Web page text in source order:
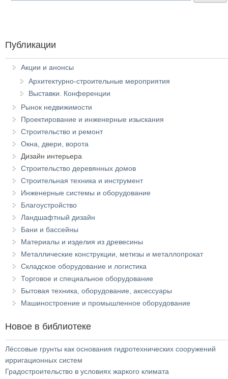
Публикации
Акции и анонсы
Архитектурно-строительные мероприятия
Выставки. Конференции
Рынок недвижимости
Проектирование и инженерные изыскания
Строительство и ремонт
Окна, двери, ворота
Дизайн интерьера
Строительство деревянных домов
Строительная техника и инструмент
Инженерные системы и оборудование
Благоустройство
Ландшафтный дизайн
Бани и бассейны
Материалы и изделия из древесины
Металлические конструкции, метизы и металлопрокат
Складское оборудование и логистика
Торговое и специальное оборудование
Бытовая техника, оборудование, аксессуары
Машиностроение и промышленное оборудование
Новое в библиотеке
Лёссовые грунты как основания гидротехнических сооружений
ирригационных систем
Градостроительство в условиях жаркого климата